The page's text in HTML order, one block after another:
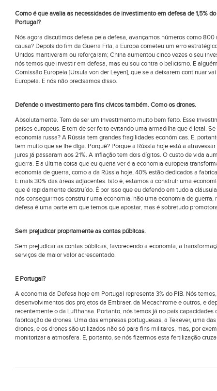
Como é que avalia as necessidades de investimento em defesa de 1,5%
Portugal?
Nós agora discutimos defesa pela defesa, avançamos números como
causa? Depois do fim da Guerra Fria, a Europa cometeu um erro
Unidos mantiveram ou reforçaram; China aumentou cinco vezes o seu
nós temos que investir em defesa, mas eu sou contra o belicismo. E
Comissão Europeia [Ursula von der Leyen], que se a deixarem continuar
Europeia. E nós não precisamos disso.
Defende o investimento para fins cívicos também. Como os drones.
Absolutamente. Tem de ser um investimento muito bem feito. Esse
países europeus. E tem de ser feito evitando uma armadilha que é letal.
economia russa? A Rússia tem grandes fragilidades económicas. E,
tem muito que se lhe diga. Porquê? Porque a Rússia hoje está a
juros já passaram aos 21%. A inflação tem dois dígitos. O custo de vida
guerra. E a última coisa que eu queria ver é a economia europeia
economia de guerra, como a da Rússia hoje, 40% estão dedicados a
E mais 30% das áreas adjacentes. Isto é, estamos a construir uma
que é rapidamente destruído. É por isso que eu defendo em tudo a
nós conseguirmos construir uma economia, não uma economia de
defesa é uma parte em que temos que apostar, mas é sobretudo
Sem prejudicar propriamente as contas públicas.
Sem prejudicar as contas públicas, favorecendo a economia, a
serviços de maior valor acrescentado.
E Portugal?
A economia da Defesa hoje em Portugal representa 3% do PIB. Nós
desenvolvimentos dos projetos da Embraer, da Mecachrome e outros, e
recentemente o da Lufthansa. Portanto, nós temos já no país
fabricação de drones. Uma das empresas portuguesas, a Tekever, uma
drones, e os drones são utilizados não só para fins militares, mas, por
monitorizar a atmosfera. E, portanto, se nós fizermos esta fertilização